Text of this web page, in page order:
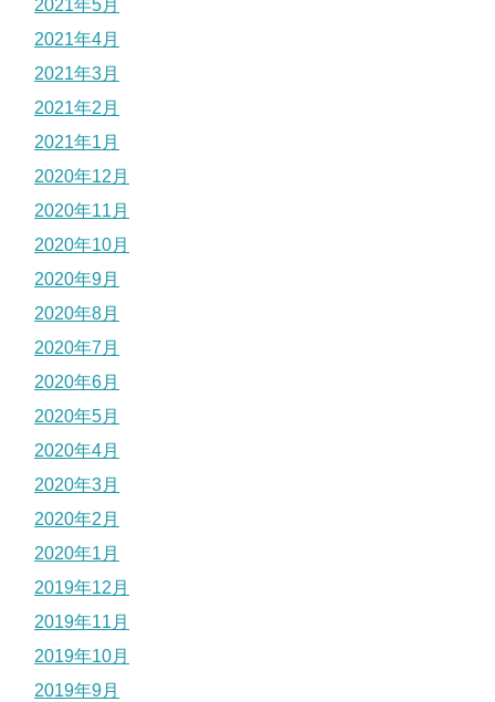
2021年5月
2021年4月
2021年3月
2021年2月
2021年1月
2020年12月
2020年11月
2020年10月
2020年9月
2020年8月
2020年7月
2020年6月
2020年5月
2020年4月
2020年3月
2020年2月
2020年1月
2019年12月
2019年11月
2019年10月
2019年9月